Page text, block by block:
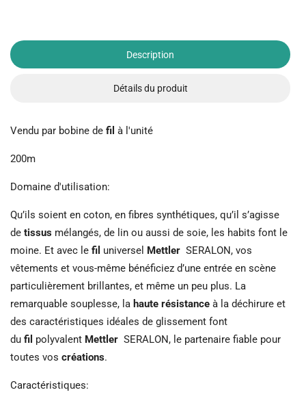
Description
Détails du produit
Vendu par bobine de fil à l'unité
200m
Domaine d'utilisation:
Qu’ils soient en coton, en fibres synthétiques, qu’il s’agisse
de tissus mélangés, de lin ou aussi de soie, les habits font le
moine. Et avec le fil universel Mettler SERALON, vos
vêtements et vous-même bénéficiez d’une entrée en scène
particulièrement brillantes, et même un peu plus. La
remarquable souplesse, la haute résistance à la déchirure et
des caractéristiques idéales de glissement font
du fil polyvalent Mettler SERALON, le partenaire fiable pour
toutes vos créations.
Caractéristiques: